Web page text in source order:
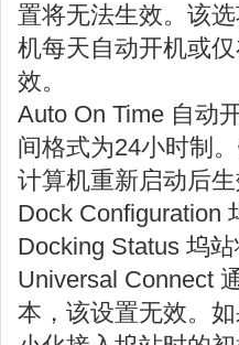
置将无法生效。该
机每天自动开机或
效。
Auto On Time 自动
间格式为24小时制
计算机重新启动后生
Dock Configuration
Docking Status 坞
Universal Connect
本，该设置无效。